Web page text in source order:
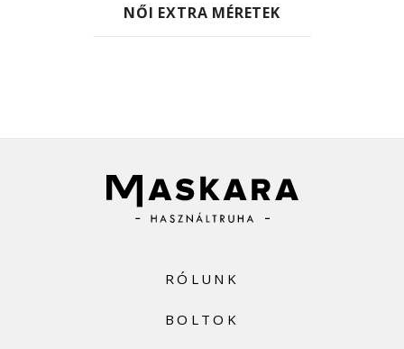
NŐI EXTRA MÉRETEK
RÓLUNK
BOLTOK